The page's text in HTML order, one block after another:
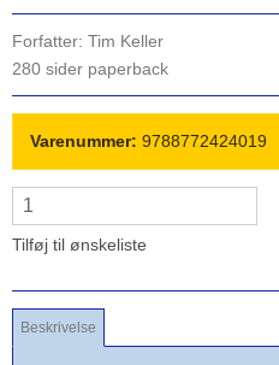
Forfatter: Tim Keller
280 sider paperback
Varenummer: 9788772424019
Tilføj til ønskeliste
Beskrivelse